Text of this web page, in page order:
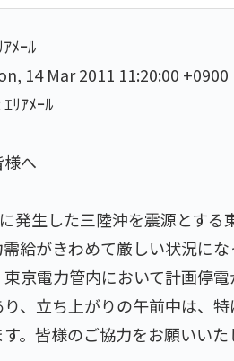
ﾒｰﾙ
14 Mar 2011 11:20:00 +0900
ﾘｱﾒｰﾙ
へ
発生した三陸沖を震源とする
需給がきわめて厳しい状況に
東京電力管内において計画停
、立ち上がりの午前中は、
。皆様のご協力をお願いいた